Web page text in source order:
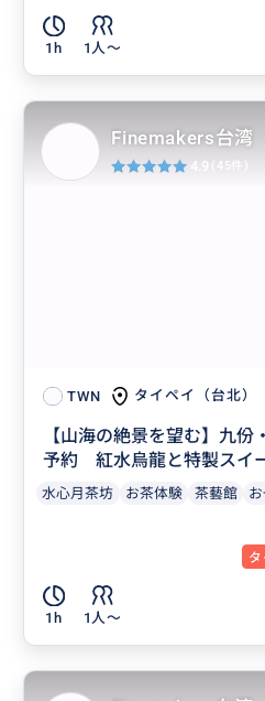
1h 1人〜
TWN タイペイ（台北）
【山海の絶景を望む】九
予約 紅水烏龍と特製スイ
水心月茶坊 お茶体験 茶藝館
1h 1人〜
Finemakers台湾
4.9 (45件)